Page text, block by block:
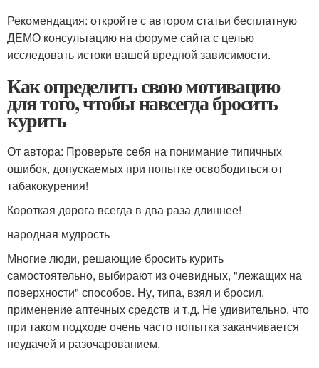
Рекомендация: откройте с автором статьи бесплатную
ДЕМО консультацию на форуме сайта с целью
исследовать истоки вашей вредной зависимости.
Как определить свою мотивацию
для того, чтобы навсегда бросить
курить
От автора: Проверьте себя на понимание типичных
ошибок, допускаемых при попытке освободиться от
табакокурения!
Короткая дорога всегда в два раза длиннее!
народная мудрость
Многие люди, решающие бросить курить
самостоятельно, выбирают из очевидных, "лежащих на
поверхности" способов. Ну, типа, взял и бросил,
применение аптечных средств и т.д. Не удивительно, что
при таком подходе очень часто попытка заканчивается
неудачей и разочарованием.